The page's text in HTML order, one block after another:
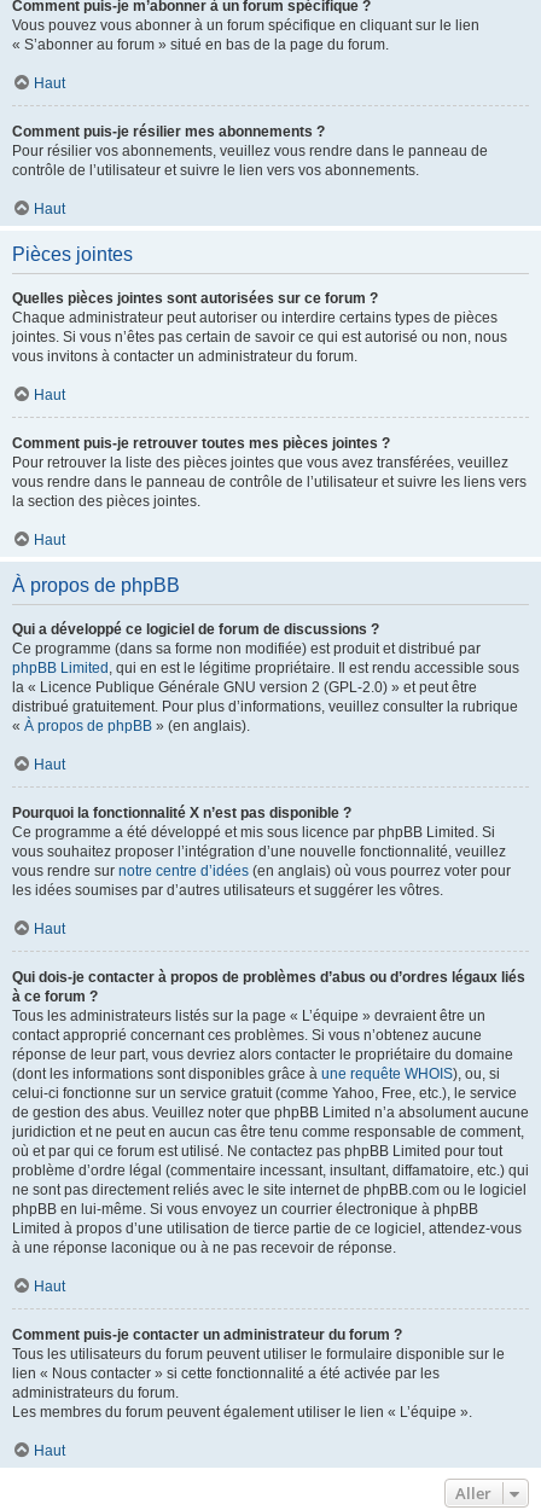
Comment puis-je m’abonner à un forum spécifique ?
Vous pouvez vous abonner à un forum spécifique en cliquant sur le lien
« S’abonner au forum » situé en bas de la page du forum.
Haut
Comment puis-je résilier mes abonnements ?
Pour résilier vos abonnements, veuillez vous rendre dans le panneau de
contrôle de l’utilisateur et suivre le lien vers vos abonnements.
Haut
Pièces jointes
Quelles pièces jointes sont autorisées sur ce forum ?
Chaque administrateur peut autoriser ou interdire certains types de pièces
jointes. Si vous n’êtes pas certain de savoir ce qui est autorisé ou non, nous
vous invitons à contacter un administrateur du forum.
Haut
Comment puis-je retrouver toutes mes pièces jointes ?
Pour retrouver la liste des pièces jointes que vous avez transférées, veuillez
vous rendre dans le panneau de contrôle de l’utilisateur et suivre les liens vers
la section des pièces jointes.
Haut
À propos de phpBB
Qui a développé ce logiciel de forum de discussions ?
Ce programme (dans sa forme non modifiée) est produit et distribué par
phpBB Limited , qui en est le légitime propriétaire. Il est rendu accessible sous
la « Licence Publique Générale GNU version 2 (GPL-2.0) » et peut être
distribué gratuitement. Pour plus d’informations, veuillez consulter la rubrique
« À propos de phpBB » (en anglais).
Haut
Pourquoi la fonctionnalité X n’est pas disponible ?
Ce programme a été développé et mis sous licence par phpBB Limited. Si
vous souhaitez proposer l’intégration d’une nouvelle fonctionnalité, veuillez
vous rendre sur notre centre d’idées (en anglais) où vous pourrez voter pour
les idées soumises par d’autres utilisateurs et suggérer les vôtres.
Haut
Qui dois-je contacter à propos de problèmes d’abus ou d’ordres légaux liés
à ce forum ?
Tous les administrateurs listés sur la page « L’équipe » devraient être un
contact approprié concernant ces problèmes. Si vous n’obtenez aucune
réponse de leur part, vous devriez alors contacter le propriétaire du domaine
(dont les informations sont disponibles grâce à une requête WHOIS), ou, si
celui-ci fonctionne sur un service gratuit (comme Yahoo, Free, etc.), le service
de gestion des abus. Veuillez noter que phpBB Limited n’a absolument aucune
juridiction et ne peut en aucun cas être tenu comme responsable de comment,
où et par qui ce forum est utilisé. Ne contactez pas phpBB Limited pour tout
problème d’ordre légal (commentaire incessant, insultant, diffamatoire, etc.) qui
ne sont pas directement reliés avec le site internet de phpBB.com ou le logiciel
phpBB en lui-même. Si vous envoyez un courrier électronique à phpBB
Limited à propos d’une utilisation de tierce partie de ce logiciel, attendez-vous
à une réponse laconique ou à ne pas recevoir de réponse.
Haut
Comment puis-je contacter un administrateur du forum ?
Tous les utilisateurs du forum peuvent utiliser le formulaire disponible sur le
lien « Nous contacter » si cette fonctionnalité a été activée par les
administrateurs du forum.
Les membres du forum peuvent également utiliser le lien « L’équipe ».
Haut
Aller